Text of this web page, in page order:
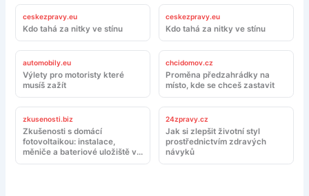
ceskezpravy.eu
Kdo tahá za nitky ve stínu
ceskezpravy.eu
Kdo tahá za nitky ve stínu
automobily.eu
Výlety pro motoristy které
musíš zažít
chcidomov.cz
Proměna předzahrádky na
místo, kde se chceš zastavit
zkusenosti.biz
Zkušenosti s domácí
fotovoltaikou: instalace,
měniče a bateriové uložiště v
reálném provozu
24zpravy.cz
Jak si zlepšit životní styl
prostřednictvím zdravých
návyků